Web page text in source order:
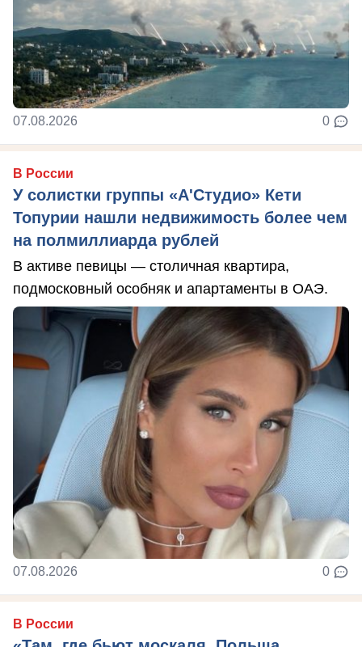
07.08.2026 0
В России
У солистки группы «А'Студио» Кети
Топурии нашли недвижимость более чем
на полмиллиарда рублей
В активе певицы — столичная квартира,
подмосковный особняк и апартаменты в ОАЭ.
07.08.2026 0
В России